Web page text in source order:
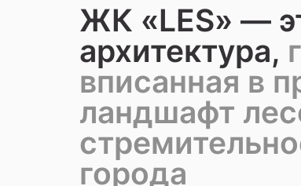
ЖК «LES» —
архитектура,
вписанная в
ландшафт
города